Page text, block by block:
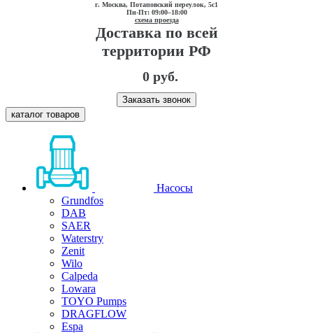
г. Москва, Потаповский переулок, 5с1
Пн-Пт: 09:00–18:00
схема проезда
Доставка по всей
территории РФ
0 руб.
Заказать звонок
каталог товаров
Насосы
Grundfos
DAB
SAER
Waterstry
Zenit
Wilo
Calpeda
Lowara
TOYO Pumps
DRAGFLOW
Espa